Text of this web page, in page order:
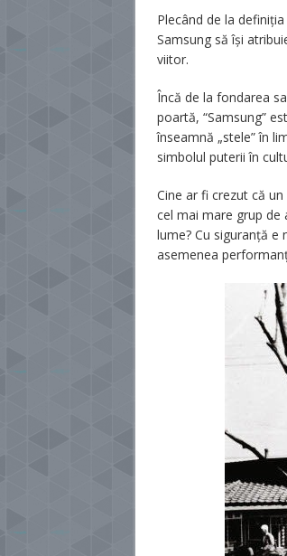
Plecând de la
Samsung să își
viitor.
Încă de la fondarea
poartă, “Samsung”
înseamnă „stele” în
simbolul puterii în
Cine ar fi crezut că
cel mai mare grup de
lume? Cu siguranță
asemenea